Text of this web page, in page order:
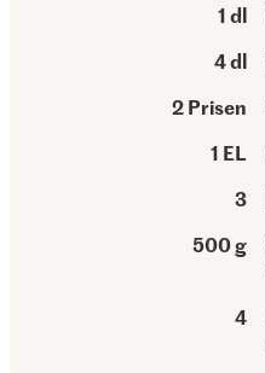
1 dl
4 dl
2 Prisen
1 EL
3
500 g
4